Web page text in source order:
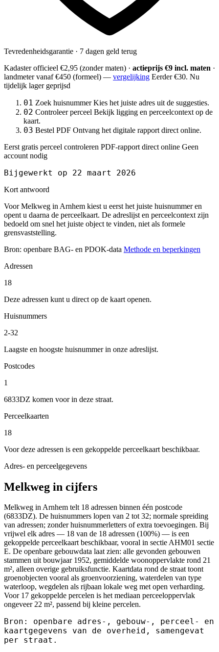
Tevredenheidsgarantie · 7 dagen geld terug
Kadaster officieel €2,95 (zonder maten) · actieprijs €9 incl. maten ·
landmetervanaf €450 (formeel) — vergelijking Eerder €30. Nu
tijdelijk lager geprijsd
01 Zoek huisnummer Kies het juiste adres uit de suggesties.
02 Controleer perceel Bekijk ligging en perceelcontext op de
kaart.
03 Bestel PDF Ontvang het digitale rapport direct online.
Eerst gratis perceel controleren PDF-rapport direct online Geen
account nodig
Bijgewerkt op 22 maart 2026
Kort antwoord
Voor Melkweg in Arnhem kiest u eerst het juiste huisnummer en
opent u daarna de perceelkaart. De adreslijst en perceelcontext zijn
bedoeld om snel het juiste object te vinden, niet als formele
grensvaststelling.
Bron: openbare BAG- en PDOK-data Methode en beperkingen
Adressen
18
Deze adressen kunt u direct op de kaart openen.
Huisnummers
2-32
Laagste en hoogste huisnummer in onze adreslijst.
Postcodes
1
6833DZ komen voor in deze straat.
Perceelkaarten
18
Voor deze adressen is een gekoppelde perceelkaart beschikbaar.
Adres- en perceelgegevens
Melkweg in cijfers
Melkweg in Arnhem telt 18 adressen binnen één postcode
(6833DZ). De huisnummers lopen van 2 tot 32; normale spreiding
van adressen; zonder huisnummerletters of extra toevoegingen. Bij
vrijwel elk adres — 18 van de 18 adressen (100%) — is een
gekoppelde perceelkaart beschikbaar, vooral in sectie AHM01 sectie
E. De openbare gebouwdata laat zien: alle gevonden gebouwen
stammen uit bouwjaar 1952, gemiddelde woonoppervlakte rond 21
m², alleen overige gebruiksfunctie. Kaartdata rond de straat toont
groenobjecten vooral als groenvoorziening, waterdelen van type
waterloop, wegdelen als rijbaan lokale weg met open verharding.
Voor 17 gekoppelde percelen is het mediaan perceeloppervlak
ongeveer 22 m², passend bij kleine percelen.
Bron: openbare adres-, gebouw-, perceel- en
kaartgegevens van de overheid, samengevat
per straat.